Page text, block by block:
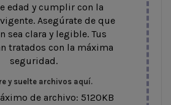
edad y cumplir con la
Asegúrate de que
sea clara y legible. Tus
tratados con la máxima
seguridad.
y suelte archivos aquí.
de archivo: 5120KB